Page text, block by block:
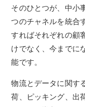
そのひとつが、中小
つのチャネルを統合
すればそれぞれの顧
けでなく、今までに
能です。
物流とデータに関す
荷、ピッキング、出